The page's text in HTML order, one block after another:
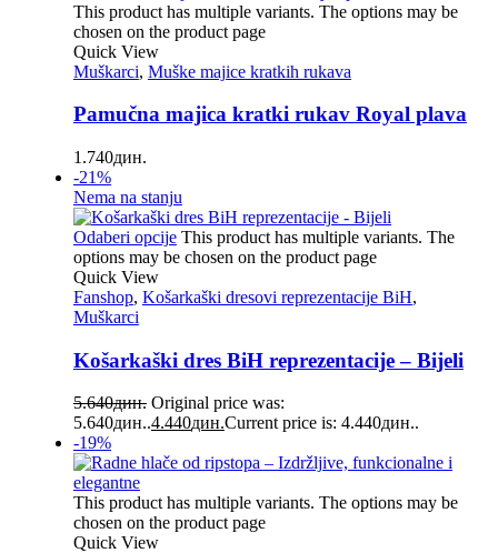
This product has multiple variants. The options may be
chosen on the product page
Quick View
Muškarci, Muške majice kratkih rukava
Pamučna majica kratki rukav Royal plava
1.740дин.
-21%
Nema na stanju
Odaberi opcije This product has multiple variants. The
options may be chosen on the product page
Quick View
Fanshop, Košarkaški dresovi reprezentacije BiH,
Muškarci
Košarkaški dres BiH reprezentacije – Bijeli
5.640дин. Original price was:
5.640дин..4.440дин.Current price is: 4.440дин..
-19%
This product has multiple variants. The options may be
chosen on the product page
Quick View